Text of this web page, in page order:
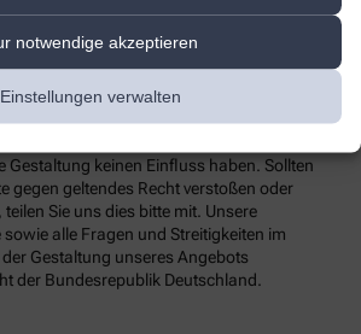
notwendige akzeptieren
Einstellungen verwalten
und nach bestem Wissen erstellt. Soweit
Dritter verweisen, können wir
fortwährende Aktualität, Richtigkeit und
Inhalte übernehmen, da diese
Gestaltung keinen Einfluss haben. Sollten
gegen geltendes Recht verstoßen oder
Sie uns dies bitte mit. Unsere
alle Fragen und Streitigkeiten im
Gestaltung unseres Angebots
der Bundesrepublik Deutschland.